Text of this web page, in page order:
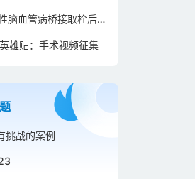
脑血管病桥接取栓后，
何使用？
雄贴：手术视频征集
挑战的案例